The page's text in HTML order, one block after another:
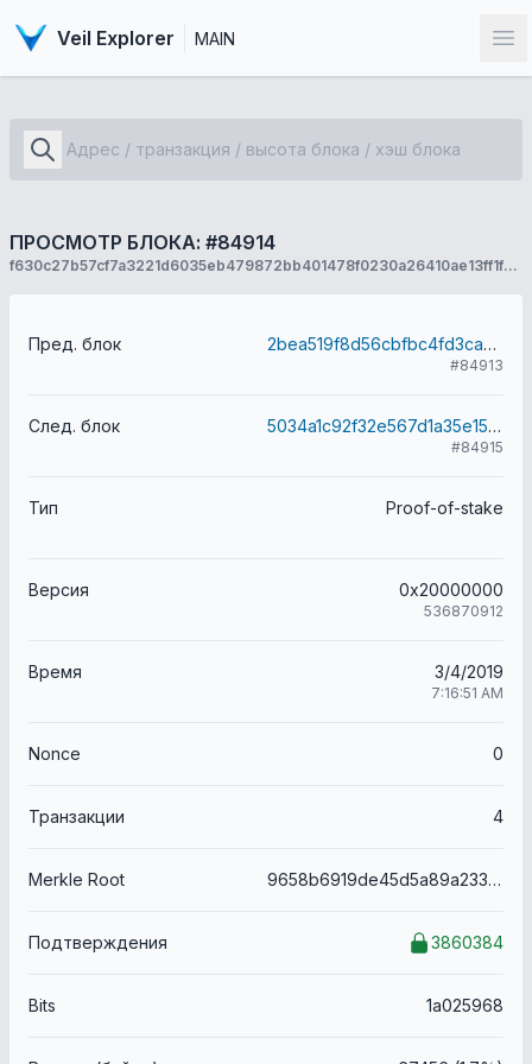
Veil Explorer MAIN
ПРОСМОТР БЛОКА: #84914
f630c27b57cf7a3221d6035eb479872bb401478f0230a26410ae13ff1f09fab9
Пред. блок 2bea519f8d56cbfbc4fd3ca8f121c9f0aefe71896cc97583ed17f8b93e69504e
#84913
След. блок 5034a1c92f32e567d1a35e158d010a6e123c533abfaf6921b66d7fc2134c7118
#84915
Тип Proof-of-stake
Версия 0x20000000
536870912
Время 3/4/2019
7:16:51 AM
Nonce 0
Транзакции 4
Merkle Root 9658b6919de45d5a89a233980351f1cc5a608e234536fa5679387a96b3f6900a
Подтверждения 3860384
Bits 1a025968